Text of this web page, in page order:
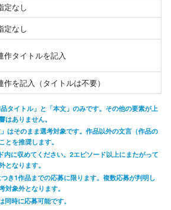
定なし
定なし
作タイトルを記入
作を記入（タイトルは不要）
タイトル」と「本文」のみです。その他の要素が上
はありません。
はそのまま選考対象です。作品以外の文言（作品の
とを推奨します。
内に収めてください。2エピソード以上にまたがって
となります。
き1作品までの応募に限ります。複数応募が判明し
対象外となります。
時に応募可能です。